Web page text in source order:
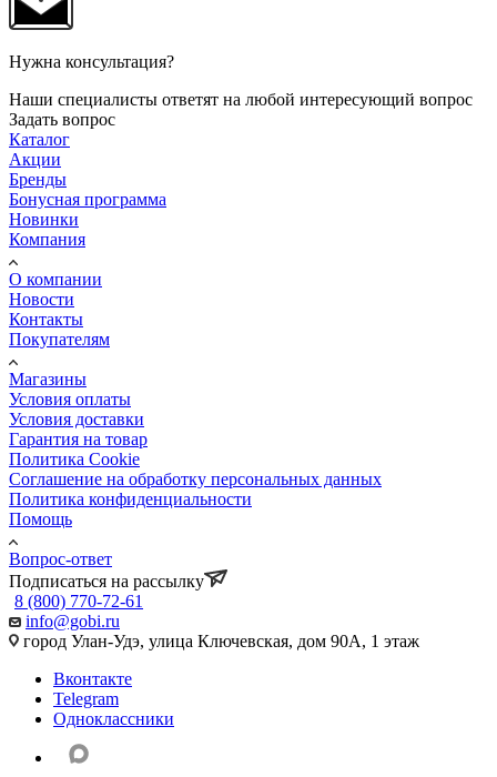
Нужна консультация?
Наши специалисты ответят на любой интересующий вопрос
Задать вопрос
Каталог
Акции
Бренды
Бонусная программа
Новинки
Компания
О компании
Новости
Контакты
Покупателям
Магазины
Условия оплаты
Условия доставки
Гарантия на товар
Политика Cookie
Соглашение на обработку персональных данных
Политика конфиденциальности
Помощь
Вопрос-ответ
Подписаться на рассылку
8 (800) 770-72-61
info@gobi.ru
город Улан-Удэ, улица Ключевская, дом 90А, 1 этаж
Вконтакте
Telegram
Одноклассники